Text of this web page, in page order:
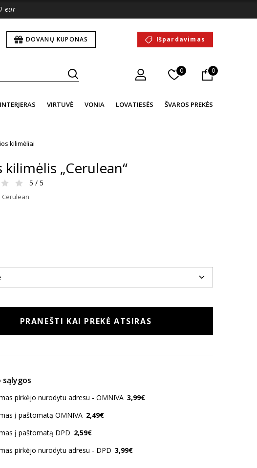
eur
DOVANŲ KUPONAS Išpardavimas
0 0
INTERJERAS VIRTUVĖ VONIA LOVATIESĖS ŠVAROS PREKĖS
kilimėliai
kilimėlis „Cerulean“
5 / 5
Cerulean
PRANEŠTI KAI PREKĖ ATSIRAS
pirkėjo nurodytu adresu - OMNIVA 3,99€
į paštomatą OMNIVA 2,49€
į paštomatą DPD 2,59€
pirkėjo nurodytu adresu - DPD 3,99€